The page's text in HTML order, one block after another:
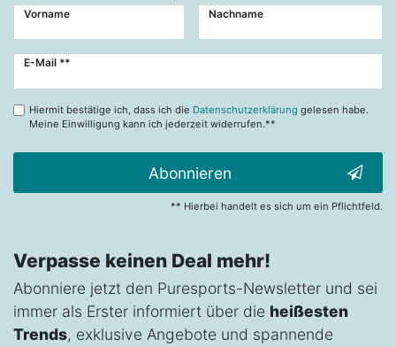
Vorname Nachname
E-Mail **
Newsletter
Hiermit bestätige ich, dass ich die Datenschutzerklärung gelesen habe.
Meine Einwilligung kann ich jederzeit widerrufen.**
Abonnieren
** Hierbei handelt es sich um ein Pflichtfeld.
Verpasse keinen Deal mehr!
Abonniere jetzt den Puresports-Newsletter und sei
immer als Erster informiert über die heißesten
Trends, exklusive Angebote und spannende